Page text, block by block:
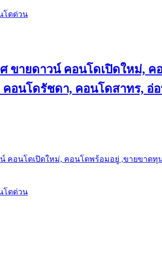
โดด่วน
ขายดาวน์ คอนโดเปิดใหม่,
อนโดรัชดา, คอนโดสาทร, อ่
คอนโดเปิดใหม่, คอนโดพร้อมอยู่ ,ขายขาด
โดด่วน